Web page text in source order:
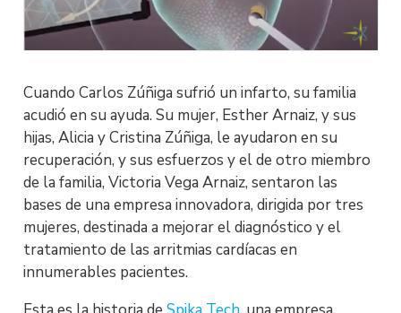
Cuando Carlos Zúñiga sufrió un infarto, su familia
acudió en su ayuda. Su mujer, Esther Arnaiz, y sus
hijas, Alicia y Cristina Zúñiga, le ayudaron en su
recuperación, y sus esfuerzos y el de otro miembro
de la familia, Victoria Vega Arnaiz, sentaron las
bases de una empresa innovadora, dirigida por tres
mujeres, destinada a mejorar el diagnóstico y el
tratamiento de las arritmias cardíacas en
innumerables pacientes.